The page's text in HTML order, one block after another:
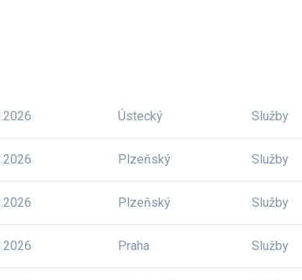
Ústecký Služby
Plzeňský Služby
Plzeňský Služby
Praha Služby